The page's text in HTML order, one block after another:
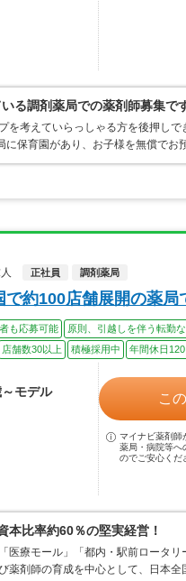
る調剤薬局での薬剤師募集です
を考えていらっしゃる方を後押し
に保育園があり、お子様を無償でお
正社員 調剤薬局
約100店舗展開の薬局
も応募可能 原則、引越しを伴う転勤な
店舗数30以上 積極採用中 年間休日
モデル こ
マイナビ薬剤師
薬局・病院等へ
のでご安心くだ
本比率約60％の堅実経営！
医療モール」「都内・駅前ロータ
薬剤師の育成を中心として、日本